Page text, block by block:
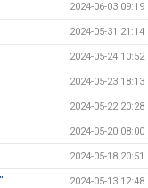
2024-06-03 09:19
2024-05-31 21:14
2024-05-24 10:52
2024-05-23 18:13
2024-05-22 20:28
2024-05-20 08:00
2024-05-18 20:51
2024-05-13 12:48